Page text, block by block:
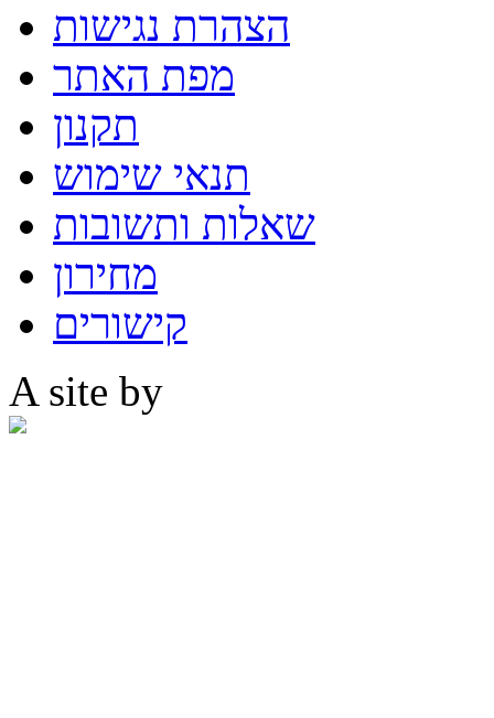
הצהרת נגישות
מפת האתר
תקנון
תנאי שימוש
שאלות ותשובות
מחירון
קישורים
A site by